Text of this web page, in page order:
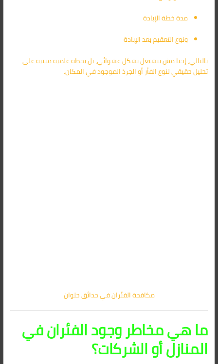
مدة خطة الإبادة
ونوع التعقيم بعد الإبادة
بالتالي، إحنا مش بنشتغل بشكل عشوائي، بل بخطة علمية مبنية على
تحليل حقيقي لنوع الفأر أو الجرذ الموجود في المكان.
مكافحة الفئران في حدائق حلوان
ما هي مخاطر وجود الفئران في
المنازل أو الشركات؟